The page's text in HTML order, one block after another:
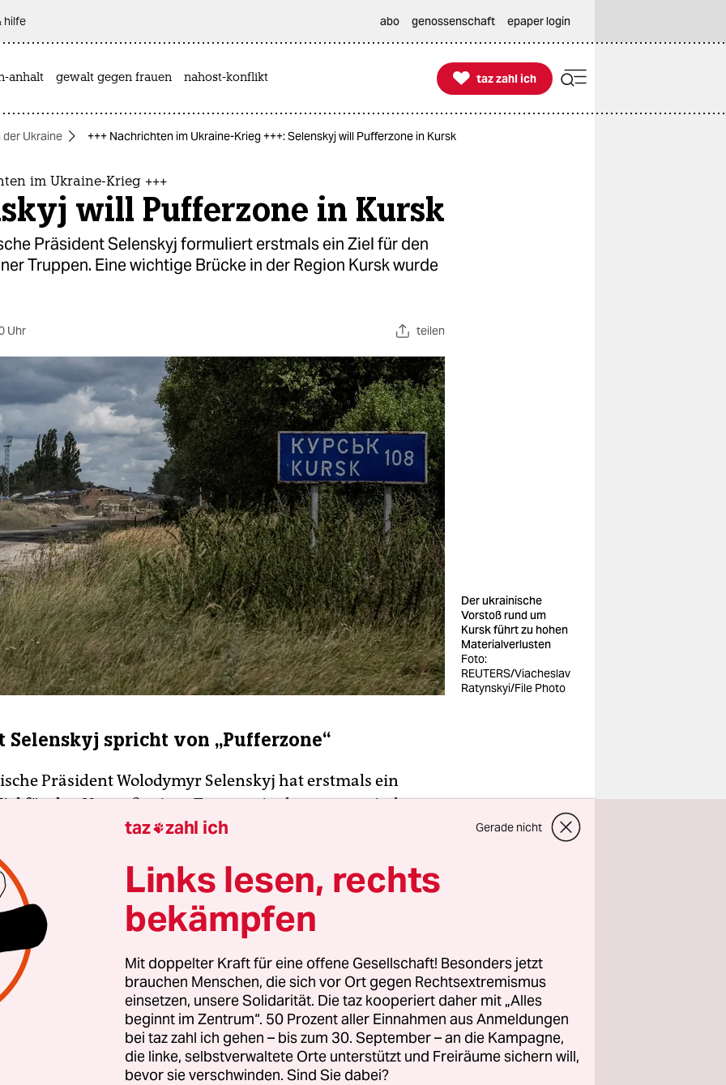
hilfe abo genossenschaft epaper login
anhalt gewalt gegen frauen nahost-konflikt 
taz zahl ich
taz zahl ich
der Ukraine +++ Nachrichten im Ukraine-Krieg +++: Selenskyj will Pufferzone in Kursk
im Ukraine-Krieg +++
will Pufferzone in Kursk
Präsident Selenskyj formuliert erstmals ein Ziel für den
Truppen. Eine wichtige Brücke in der Region Kursk wurde
Uhr teilen
Der ukrainische
Vorstoß rund um
Kursk führt zu hohen
Materialverlusten
Foto:
REUTERS/Viacheslav
Ratynskyi/File Photo
Selenskyj spricht von „Pufferzone“
Präsident Wolodymyr Selenskyj hat erstmals ein
für denVorstoß seiner Truppen in der westrussischen
genannt. „Die Schaffung einer Pufferzone auf dem
des Aggressors“, sagte Selenskyj in seiner abendlichen
Angesichts der schweren Kämpfe dort sowie im Osten
bat er die westlichen Partner um schnellen Nachschub an
Munition. „Der Krieg kennt keine Ferien“, sagte Selenskyj
die Adresse der USA, Großbritanniens und Frankreichs.
taz zahl ich Gerade nicht
Links lesen, rechts
bekämpfen
Mit doppelter Kraft für eine offene Gesellschaft! Besonders jetzt
brauchen Menschen, die sich vor Ort gegen Rechtsextremismus
einsetzen, unsere Solidarität. Die taz kooperiert daher mit „Alles
beginnt im Zentrum“. 50 Prozent aller Einnahmen aus Anmeldungen
bei taz zahl ich gehen – bis zum 30. September – an die Kampagne,
die linke, selbstverwaltete Orte unterstützt und Freiräume sichern will,
bevor sie verschwinden. Sind Sie dabei?